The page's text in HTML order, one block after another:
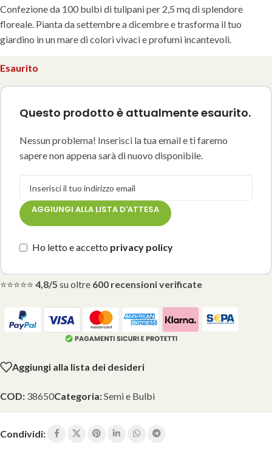
Confezione da 100 bulbi di tulipani per 2,5 mq di splendore
floreale. Pianta da settembre a dicembre e trasforma il tuo
giardino in un mare di colori vivaci e profumi incantevoli.
Esaurito
Questo prodotto è attualmente esaurito.
Nessun problema! Inserisci la tua email e ti faremo
sapere non appena sarà di nuovo disponibile.
AGGIUNGI ALLA LISTA D'ATTESA
Ho letto e accetto privacy policy
⭐⭐⭐⭐⭐ 4,8/5 su oltre 600 recensioni verificate
Aggiungi alla lista dei desideri
COD: 38650Categoria:Semi e Bulbi
Condividi: